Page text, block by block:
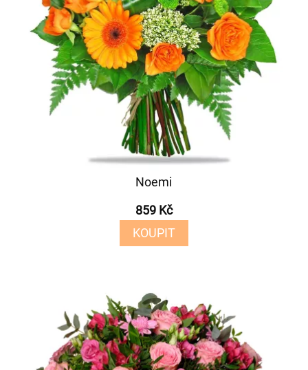
Noemi
859 Kč
KOUPIT